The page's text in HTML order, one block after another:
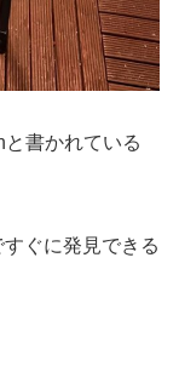
書かれている
ぐに発見できる